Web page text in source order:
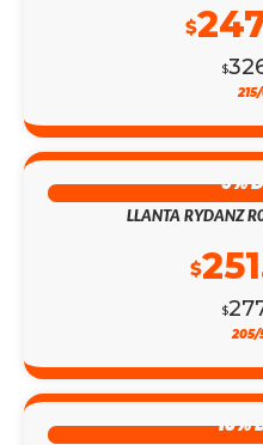
$
$
9%
LLANTA RYDANZ
$
$
205/
13%